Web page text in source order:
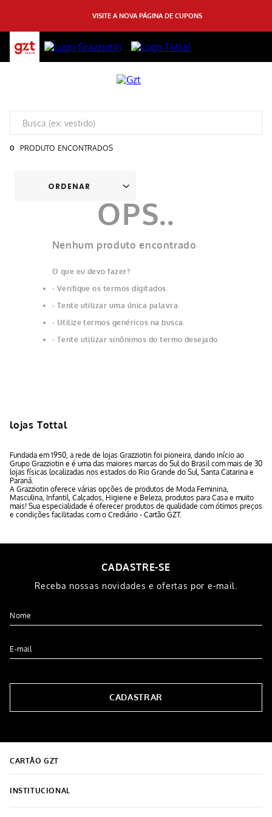
VISITE A NOVA PÁGINA DE CUPONS
0 PRODUTO
Nenhum produto encontrado
O que eu devo fazer?
Verifique os termos digitados.
Tente utilizar uma única palavra.
Utilize termos genéricos na busca.
Tente utilizar sinônimos do termo desejado.
lojas Tottal
Fundada em 1950, a rede de lojas Grazziotin foi pioneira, dando início ao
Grupo Grazziotin e é uma das maiores marcas do Sul do Brasil com mais de 30
lojas físicas localizadas nos estados do Rio Grande do Sul, Santa Catarina e
Paraná.
A Grazziotin oferece várias opções de produtos de Moda Feminina,
Masculina, Infantil, Calçados, Higiene e Beleza, produtos para Casa e muito
mais! Sua especialidade é oferecer produtos de qualidade com ótimos preços
e condições facilitadas com o Crediário - Cartão GZT.
CADASTRE-SE
Receba nossas novidades e ofertas por e-mail.
CADASTRAR
CARTÃO GZT
INSTITUCIONAL